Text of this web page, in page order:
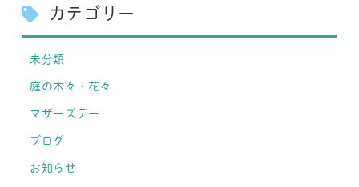
カテゴリー
未分類
庭の木々・花々
マザーズデー
ブログ
お知らせ